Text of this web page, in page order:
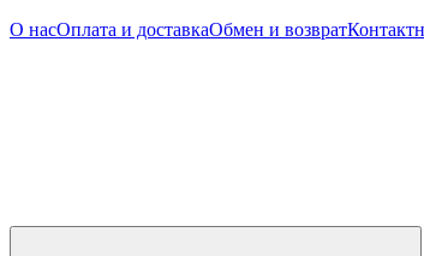
О насОплата и доставкаОбмен и возврат